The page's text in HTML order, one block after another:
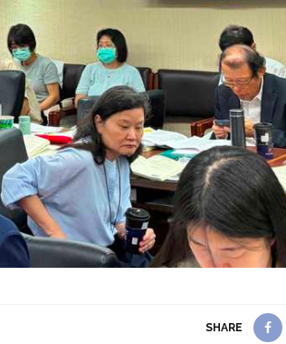
SHARE